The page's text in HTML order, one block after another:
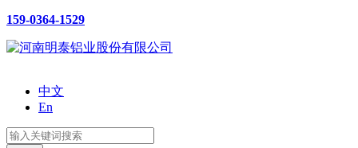
159-0364-1529
中文
En